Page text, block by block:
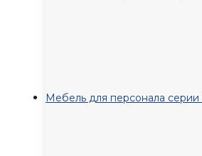
Мебель для персонала